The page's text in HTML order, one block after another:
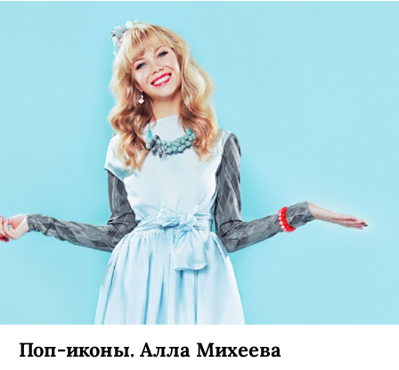
Поп-иконы. Алла Михеева